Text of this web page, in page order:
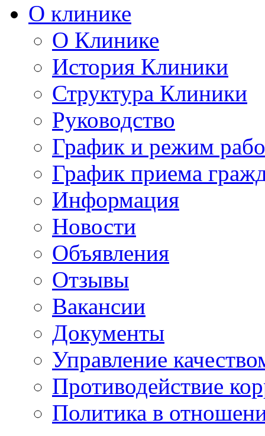
О клинике
О Клинике
История Клиники
Структура Клиники
Руководство
График и режим
График приема
Информация
Новости
Объявления
Отзывы
Вакансии
Документы
Управление
Противодействие
Политика в